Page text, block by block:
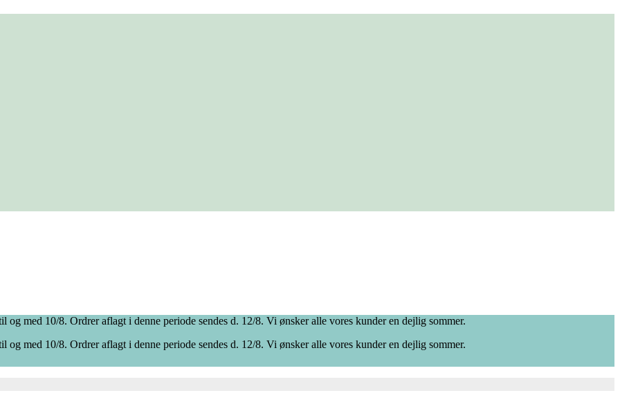
med 10/8. Ordrer aflagt i denne periode sendes d. 12/8. Vi ønsker alle vores kunder en dejlig sommer.
med 10/8. Ordrer aflagt i denne periode sendes d. 12/8. Vi ønsker alle vores kunder en dejlig sommer.